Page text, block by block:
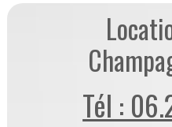
Tél :